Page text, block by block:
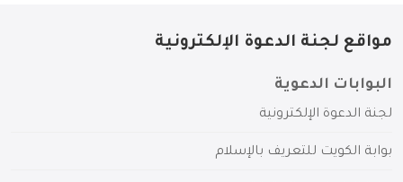
مواقع لجنة الدعوة الإلكترونية
البوابات الدعوية
لجنة الدعوة الإلكترونية
بوابة الكويت للتعريف بالإسلام